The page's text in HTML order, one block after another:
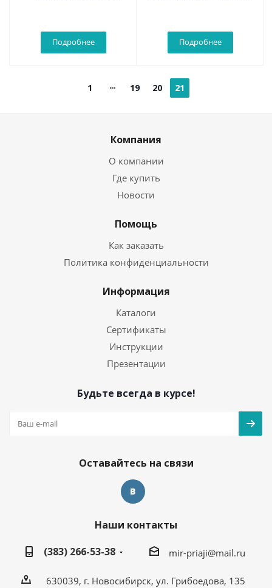
Подробнее Подробнее
1 19 20 21
Компания
О компании
Где купить
Новости
Помощь
Как заказать
Политика конфиденциальности
Информация
Каталоги
Сертификаты
Инструкции
Презентации
Будьте всегда в курсе!
Оставайтесь на связи
Наши контакты
(383) 266-53-38
mir-priaji@mail.ru
630039, г. Новосибирск, ул. Грибоедова, 135